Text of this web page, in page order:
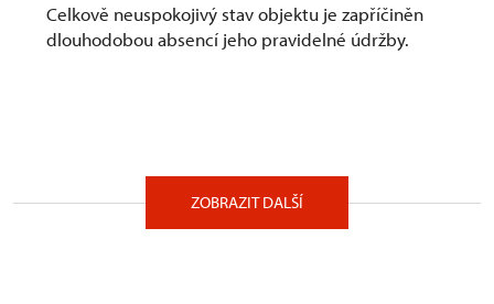
Celkově neuspokojivý stav objektu je zapříčiněn
dlouhodobou absencí jeho pravidelné údržby.
ZOBRAZIT DALŠÍ